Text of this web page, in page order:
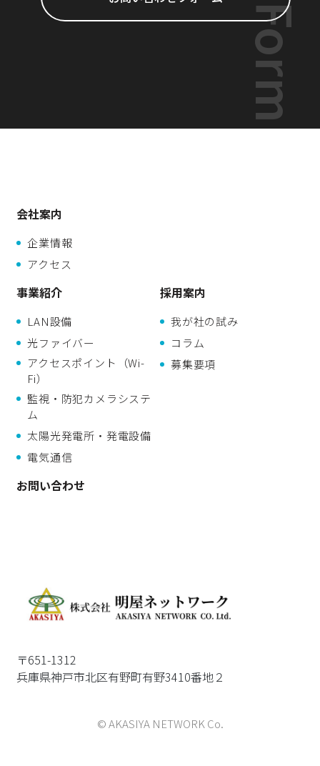
〒651-1312
兵庫県神戸市北区有野町有野3410番地２
会社案内
企業情報
アクセス
事業紹介
LAN設備
光ファイバー
アクセスポイント（Wi-
Fi）
監視・防犯カメラシステ
ム
太陽光発電所・発電設備
電気通信
採用案内
我が社の試み
コラム
募集要項
お問い合わせ
© AKASIYA NETWORK Co.